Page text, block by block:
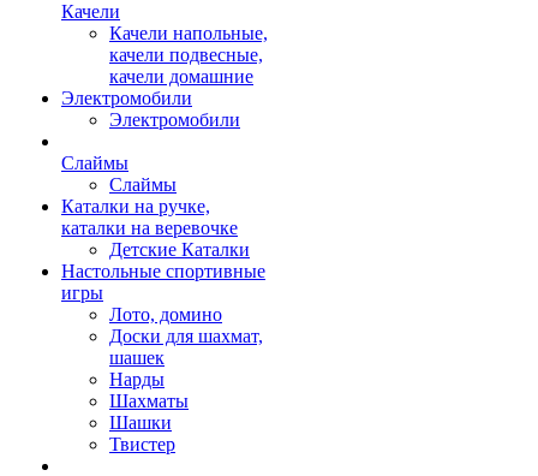
Качели
Качели напольные,
качели подвесные,
качели домашние
Электромобили
Электромобили
Слаймы
Слаймы
Каталки на ручке,
каталки на веревочке
Детские Каталки
Настольные спортивные
игры
Лото, домино
Доски для шахмат,
шашек
Нарды
Шахматы
Шашки
Твистер